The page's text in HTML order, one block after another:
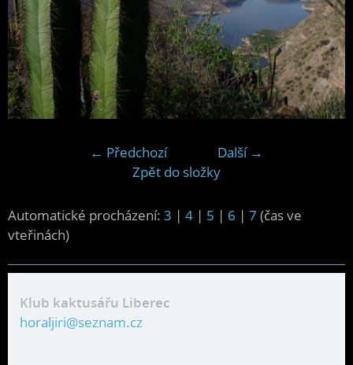
← Předchozí
Další →
Zpět do složky
Automatické procházení: 3 | 4 | 5 | 6 | 7 (čas ve
vteřinách)
Klub kaktusářu Liberec
horaljiri@seznam.cz